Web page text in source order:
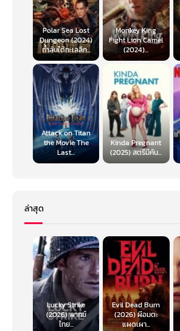
Polar Sea Lost
Dungeon (2024)
ถ้ำลับใต้ทะเลลึก...
Monkey King
Fight Lion Camel
(2024)...
Attack on Titan
the Movie The
Last...
Kinda Pregnant
(2025) สตรีมีคัน...
ล่าสุด
Lucky Strike
(2026) พากย์
ไทย...
Evil Dead Burn
(2026) ผีอมตะ
แผดเผา...